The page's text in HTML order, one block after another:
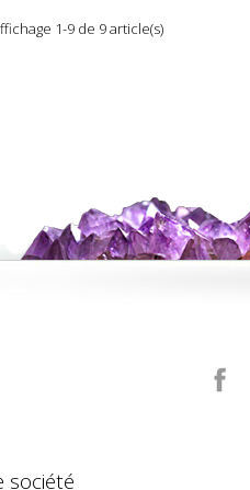
1-9 de 9 article(s)
société